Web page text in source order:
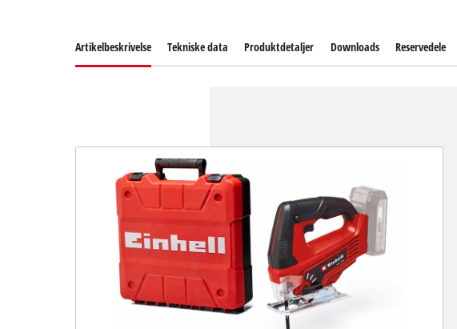
Artikelbeskrivelse Tekniske data Produktdetaljer Downloads Reservedele